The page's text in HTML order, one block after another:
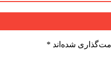
شده‌اند *